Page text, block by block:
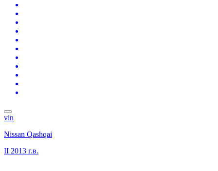
vin
Nissan Qashqai
II 2013 г.в.